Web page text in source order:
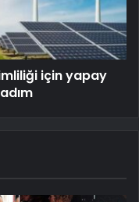
için yapay